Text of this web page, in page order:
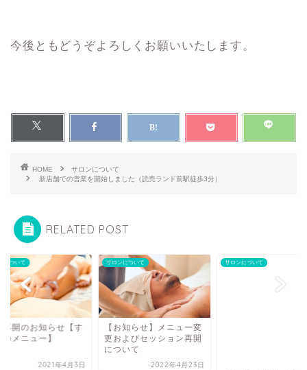
今後ともどうぞよろしくお願いいたします。
HOME
サロンについて
新店舗での営業を開始しました（読売ランド前駅徒歩3分）
RELATED POST
について
再開のお知らせ【す
のメニュー】
2021年4月3日
サロンについて
【お知らせ】メニュー変
更およびセッション再開
について
2022年4月23日
サロンについて